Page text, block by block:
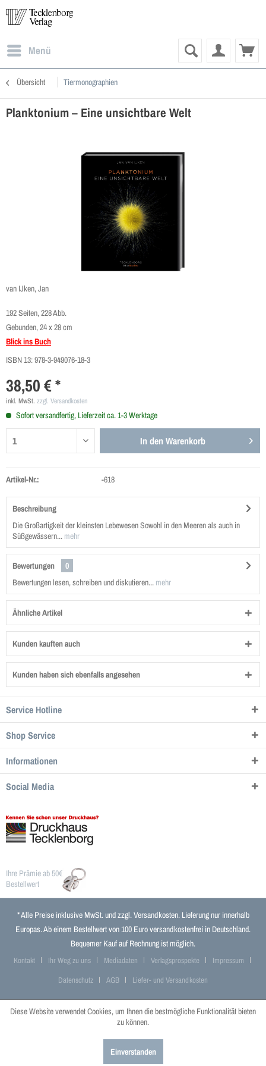
Menü
Übersicht Tiermonographien
Planktonium – Eine unsichtbare Welt
van IJken, Jan
192 Seiten, 228 Abb.
Gebunden, 24 x 28 cm
Blick ins Buch
ISBN 13:978-3-949076-18-3
38,50 € *
inkl. MwSt. zzgl. Versandkosten
Sofort versandfertig, Lieferzeit ca. 1-3 Werktage
In den Warenkorb
Artikel-Nr.: -618
Beschreibung
Die Großartigkeit der kleinsten Lebewesen Sowohl in den Meeren als auch in
Süßgewässern... mehr
Bewertungen
0
Bewertungen lesen, schreiben und diskutieren... mehr
Ähnliche Artikel
Kunden kauften auch
Kunden haben sich ebenfalls angesehen
Service Hotline
Shop Service
Informationen
Social Media
Ihre Prämie ab 50€
Bestellwert
* Alle Preise inklusive MwSt. und zzgl.Versandkosten. Lieferung nur innerhalb
Europas. Ab einem Bestellwert von 100 Euro versandkostenfrei in Deutschland.
Bequemer Kauf auf Rechnung ist möglich.
Kontakt Ihr Weg zu uns Mediadaten Verlagsprospekte
Impressum
Datenschutz
AGB Liefer- und Versandkosten
Diese Website verwendet Cookies, um Ihnen die bestmögliche Funktionalität bieten
zu können.
Einverstanden